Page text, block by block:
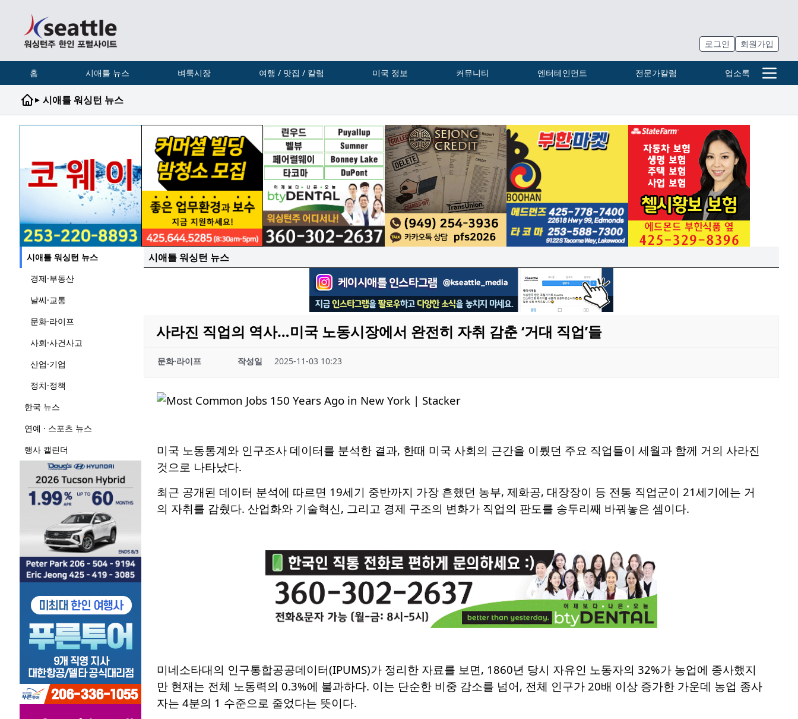
로그인 회원가입
홈 시애틀 뉴스 벼룩시장 여행 / 맛집 / 칼럼 미국 정보 커뮤니티 엔터테인먼트 전문가칼럼 업소록
▸ 시애틀 워싱턴 뉴스
시애틀 워싱턴 뉴스
경제·부동산
날씨·교통
문화·라이프
사회·사건사고
산업·기업
정치·정책
한국 뉴스
연예 · 스포츠 뉴스
행사 캘린더
시애틀 워싱턴 뉴스
사라진 직업의 역사…미국 노동시장에서 완전히 자취 감춘 ‘거대 직업’들
문화·라이프 작성일 2025-11-03 10:23
미국 노동통계와 인구조사 데이터를 분석한 결과, 한때 미국 사회의 근간을 이뤘던 주요 직업들이 세월과 함께 거의 사라진
것으로 나타났다.
최근 공개된 데이터 분석에 따르면 19세기 중반까지 가장 흔했던 농부, 제화공, 대장장이 등 전통 직업군이 21세기에는 거
의 자취를 감췄다. 산업화와 기술혁신, 그리고 경제 구조의 변화가 직업의 판도를 송두리째 바꿔놓은 셈이다.
미네소타대의 인구통합공공데이터(IPUMS)가 정리한 자료를 보면, 1860년 당시 자유인 노동자의 32%가 농업에 종사했지
만 현재는 전체 노동력의 0.3%에 불과하다. 이는 단순한 비중 감소를 넘어, 전체 인구가 20배 이상 증가한 가운데 농업 종사
자는 4분의 1 수준으로 줄었다는 뜻이다.